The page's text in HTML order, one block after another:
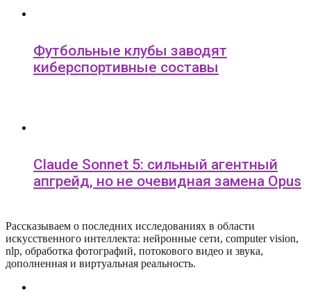
Футбольные клубы заводят
киберспортивные составы
Claude Sonnet 5: сильный агентный
апгрейд, но не очевидная замена Opus
Рассказываем о последних исследованиях в области
искусcтвенного интеллекта: нейронные сети, computer vision,
nlp, обработка фотографий, потокового видео и звука,
дополненная и виртуальная реальность.